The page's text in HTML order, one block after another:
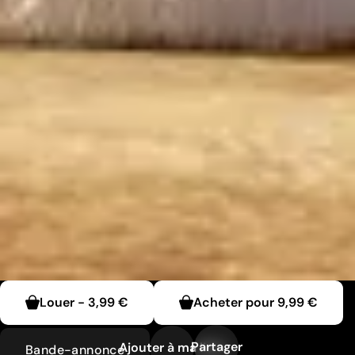
Louer - 3,99 € Acheter pour 9,99 €
Bande-annonceAjouter à ma liste
Partager